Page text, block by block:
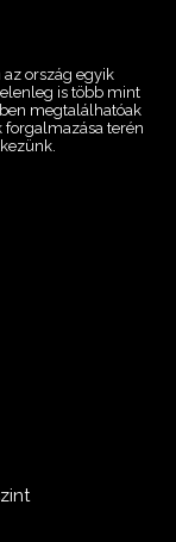
ország egyik
is több mint
megtalálhatóak
terén